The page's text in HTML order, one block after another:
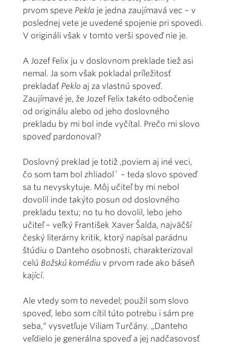
prvom speve Pekla je jedna zaujímavá vec – v
poslednej vete je uvedené spojenie pri spovedi.
V origináli však v tomto verši spoveď nie je.
A Jozef Felix ju v doslovnom preklade tiež asi
nemal. Ja som však pokladal príležitosť
prekladať Peklo aj za vlastnú spoveď.
Zaujímavé je, že Jozef Felix takéto odbočenie
od originálu alebo od jeho doslovného
prekladu by mi bol inde vyčítal. Prečo mi slovo
spoveď pardonoval?
Doslovný preklad je totiž ,poviem aj iné veci,
čo som tam bol zhliadol´ – teda slovo spoveď
sa tu nevyskytuje. Môj učiteľ by mi nebol
dovolil inde takýto posun od doslovného
prekladu textu; no tu ho dovolil, lebo jeho
učiteľ – veľký František Xaver Šalda, najväčší
český literárny kritik, ktorý napísal parádnu
štúdiu o Danteho osobnosti, charakterizoval
celú Božskú komédiu v prvom rade ako báseň
kající.
Ale vtedy som to nevedel; použil som slovo
spoveď, lebo som cítil túto potrebu i sám pre
seba,“ vysvetľuje Viliam Turčány. „Danteho
veľdielo je generálna spoveď a jej nadčasovosť